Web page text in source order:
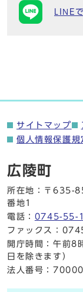
LINE
サイトマップ
個人情報保護規
広陵町
所在地：〒635-
番地1
電話： 0745-55-
ファックス：
開庁時間：午前8
日を除きます）
法人番号：